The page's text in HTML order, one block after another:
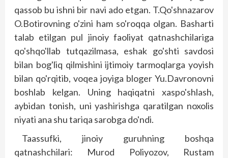
qassob bu ishni bir navi ado etgan. T.Qo'shnazarov
O.Botirovning o'zini ham so'roqqa olgan. Basharti
talab etilgan pul jinoiy faoliyat qatnashchilariga
qo'shqo'llab tutqazilmasa, eshak go'shti savdosi
bilan bog'liq qilmishini ijtimoiy tarmoqlarga yoyish
bilan qo'rqitib, voqea joyiga bloger Yu.Davronovni
boshlab kelgan. Uning haqiqatni xaspo'shlash,
aybidan tonish, uni yashirishga qaratilgan noxolis
niyati ana shu tariqa sarobga do'ndi.
Taassufki, jinoiy guruhning boshqa
qatnashchilari: Murod Poliyozov, Rustam